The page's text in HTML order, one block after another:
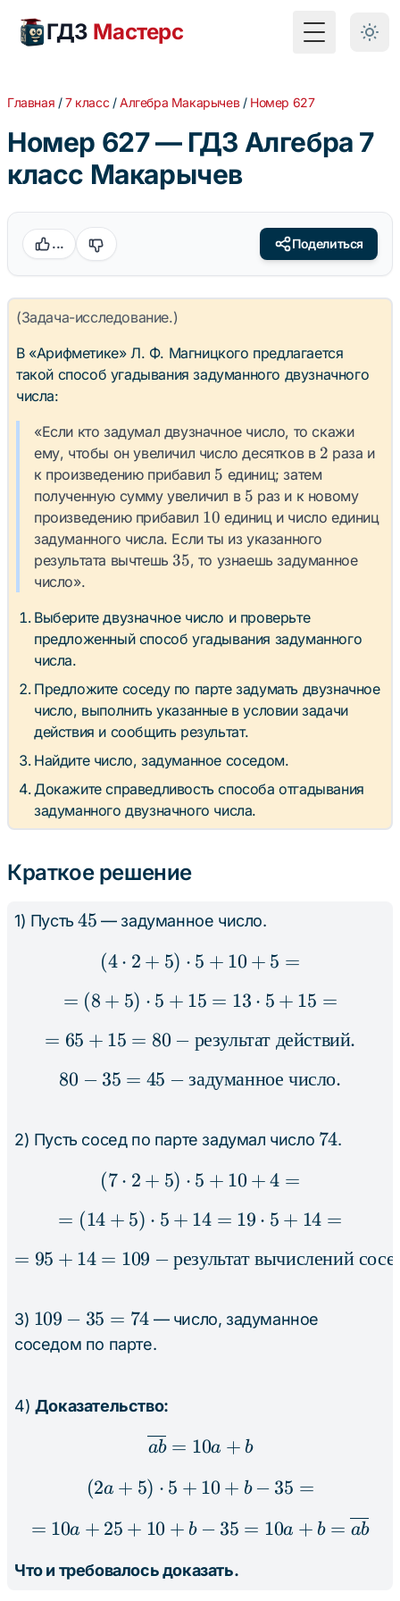
ГДЗ Мастерс Toggle Menu
Главная /7 класс /Алгебра Макарычев/ Номер 627
Номер 627 — ГДЗ Алгебра 7
класс Макарычев
... Поделиться
(Задача-исследование.)
В «Арифметике» Л. Ф. Магницкого предлагается
такой способ угадывания задуманного двузначного
числа:
«Если кто задумал двузначное число, то скажи
ему, чтобы он увеличил число десятков в 2
2 раза и
к произведению прибавил 5
5 единиц; затем
полученную сумму увеличил в 5
5 раз и к новому
произведению прибавил 10
10 единиц и число единиц
задуманного числа. Если ты из указанного
результата вычтешь35
35, то узнаешь задуманное
число».
Выберите двузначное число и проверьте
предложенный способ угадывания задуманного
числа.
Предложите соседу по парте задумать двузначное
число, выполнить указанные в условии задачи
действия и сообщить результат.
Найдите число, задуманное соседом.
Докажите справедливость способа отгадывания
задуманного двузначного числа.
Краткое решение
1) Пусть45
45 — задуманное число.
(4 \cdot 2 + 5) \cdot 5
(4 ⋅ 2 + 5) ⋅ 5 + 10 + 5 =
= (8 + 5) \cdot 5 + 15
= (8 + 5) ⋅ 5 + 15 = 13 ⋅ 5 + 15 =
= 65 + 15 = 80 -
= 65 + 15 = 80 − результат действий.
80 - 35 = 45 -
80 − 35 = 45 − задуманное число.
2) Пусть сосед по парте задумал число 74
74.
(7 \cdot 2 + 5) \cdot 5
(7 ⋅ 2 + 5) ⋅ 5 + 10 + 4 =
= (14 + 5) \cdot 5 +
= (14 + 5) ⋅ 5 + 14 = 19 ⋅ 5 + 14 =
= 95 + 14 = 109 -
= 95 + 14 = 109 −результат вычислений
3) 109
-
74
109 − 35 = 74 — число, задуманное
соседом по парте.
4) Доказательство:
\overline{ab} = 10a +
ab = 10a + b
(2a + 5) \cdot 5 + 10
(2a + 5) ⋅ 5 + 10 + b − 35 =
= 10a + 25 + 10 + b -
= 10a + 25 + 10 + b − 35 = 10a + b = ab
Что и требовалось доказать.